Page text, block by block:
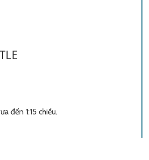
đến 1:15 chiều.